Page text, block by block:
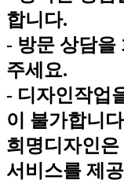
합니다.
- 방문 상담을
주세요.
- 디자인작업
이 불가합니
희명디자인
서비스를 제